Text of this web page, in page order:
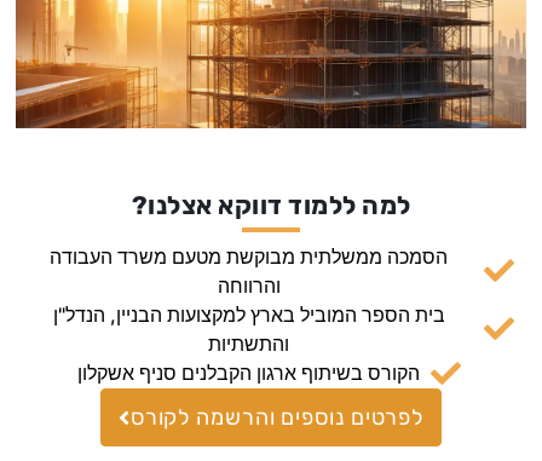
למה ללמוד דווקא אצלנו?
הסמכה ממשלתית מבוקשת מטעם משרד העבודה
והרווחה
בית הספר המוביל בארץ למקצועות הבניין, הנדל"ן
והתשתיות
הקורס בשיתוף ארגון הקבלנים סניף אשקלון
לפרטים נוספים והרשמה לקורס